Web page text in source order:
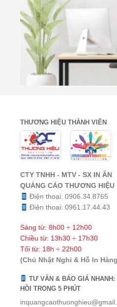
THƯƠNG HIỆU THÀNH VIÊN
CTY TNHH - MTV - SX IN ẤN
QUẢNG CÁO THƯƠNG HIỆU
Điện thoại:0906.34.8765
Điện thoại:0961.17.44.43
Sáng từ: 8h00 ÷ 12h00
Chiều từ: 13h30 ÷ 17h30
Tối từ: 18h ÷ 22h00
(Chủ Nhật Nghỉ & Hỗ In
TƯ VẤN & BÁO GIÁ NHANH:
HỒI TRONG 5 PHÚT